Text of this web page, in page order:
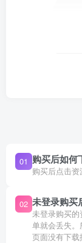
01 购买后如何
购买后点击
02 未登录购买
未登录购买
单就会丢失
页面没有下载